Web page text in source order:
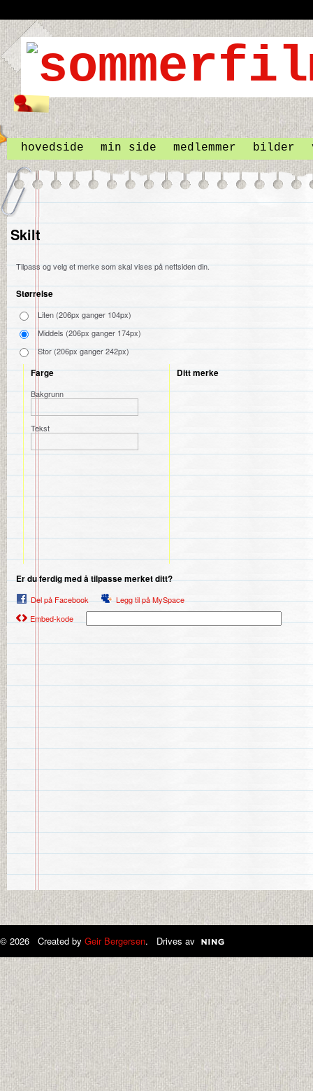
hovedside min side medlemmer bilder
Skilt
Tilpass og velg et merke som skal vises på nettsiden din.
Størrelse
Liten (206px ganger 104px)
Middels (206px ganger 174px)
Stor (206px ganger 242px)
Farge
Bakgrunn
Tekst
Ditt merke
Er du ferdig med å tilpasse merket ditt?
Del på Facebook
Legg til på MySpace
Embed-kode
© 2026 Created by Geir Bergersen. Drives av